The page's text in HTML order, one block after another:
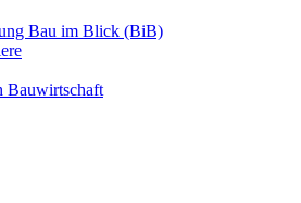
Bau im Blick (BiB)
Bauwirtschaft